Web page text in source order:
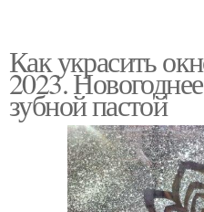
Как украсить
2023.
зубной пастой